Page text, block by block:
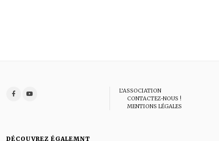
L’ASSOCIATION
CONTACTEZ-NOUS !
MENTIONS LÉGALES
DÉCOUVREZ ÉGALEMNT